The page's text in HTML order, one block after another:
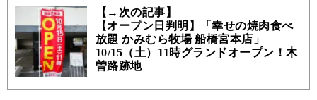
【→次の記事】
【オープン日判明】「幸せの焼肉食べ
放題 かみむら牧場 船橋宮本店」
10/15（土）11時グランドオープン！木
曽路跡地